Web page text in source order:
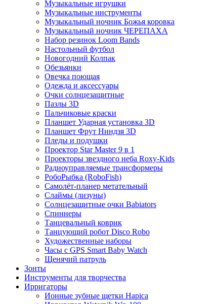
Музыкальные игрушки
Музыкальные инструменты
Музыкальный ночник Божья коровка
Музыкальный ночник ЧЕРЕПАХА
Набор резинок Loom Bands
Настольный футбол
Новогодний Колпак
Обезьянки
Овечка поющая
Одежда и аксессуары
Очки солнцезащитные
Пазлы 3D
Пальчиковые краски
Планшет Ударная установка 3D
Планшет Фрут Ниндзя 3D
Пледы и подушки
Проектор Star Master 9 в 1
Проекторы звездного неба Roxy-Kids
Радиоуправляемые трансформеры
РобоРыбка (RoboFish)
Самолёт-планер метательный
Слаймы (лизуны)
Солнцезащитные очки Babiators
Спиннеры
Танцевальный коврик
Танцующий робот Disco Robo
Художественные наборы
Часы с GPS Smart Baby Watch
Щенячий патруль
Зонты
Инструменты для творчества
Ирригаторы
Ионные зубные щетки Hapica